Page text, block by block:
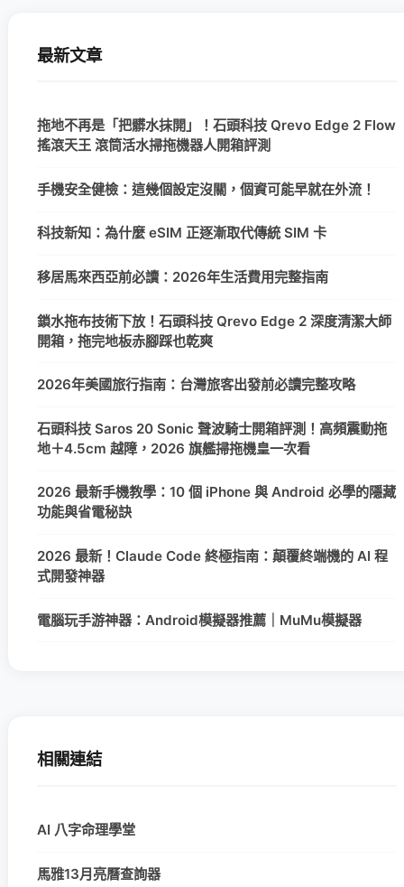
最新文章
拖地不再是「把髒水抹開」！石頭科技 Qrevo Edge 2 Flow
搖滾天王 滾筒活水掃拖機器人開箱評測
手機安全健檢：這幾個設定沒關，個資可能早就在外流！
科技新知：為什麼 eSIM 正逐漸取代傳統 SIM 卡
移居馬來西亞前必讀：2026年生活費用完整指南
鎖水拖布技術下放！石頭科技 Qrevo Edge 2 深度清潔大師
開箱，拖完地板赤腳踩也乾爽
2026年美國旅行指南：台灣旅客出發前必讀完整攻略
石頭科技 Saros 20 Sonic 聲波騎士開箱評測！高頻震動拖
地＋4.5cm 越障，2026 旗艦掃拖機皇一次看
2026 最新手機教學：10 個 iPhone 與 Android 必學的隱藏
功能與省電秘訣
2026 最新！Claude Code 終極指南：顛覆終端機的 AI 程
式開發神器
電腦玩手游神器：Android模擬器推薦｜MuMu模擬器
相關連結
AI 八字命理學堂
馬雅13月亮曆查詢器